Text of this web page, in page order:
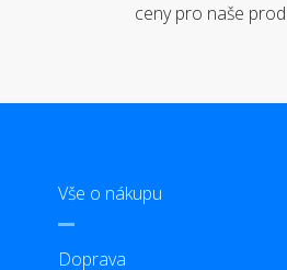
ceny pro naše
Vše o nákupu
Doprava